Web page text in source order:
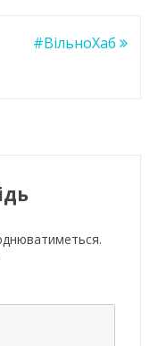
#ВільноХаб